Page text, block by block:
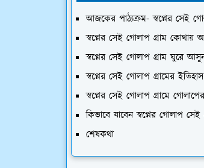
আজকের পাঠ্যক্রম- স্বপ্নের সেই
স্বপ্নের সেই গোলাপ গ্রাম কোথায়
স্বপ্নের সেই গোলাপ গ্রাম ঘুরে
স্বপ্নের সেই গোলাপ গ্রামের ইতিহাস
স্বপ্নের সেই গোলাপ গ্রামে
কিভাবে যাবেন স্বপ্নের গোলাপ সেই
শেষকথা